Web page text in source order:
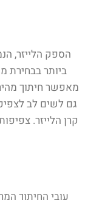
הספק הלייזר,
ביותר בבחירת
מאפשר חיתוך
גם לשים לב
קרן הלייזר.
עובי החיתוך